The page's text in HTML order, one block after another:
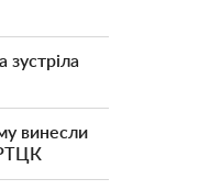
зустріла
винесли
РТЦК